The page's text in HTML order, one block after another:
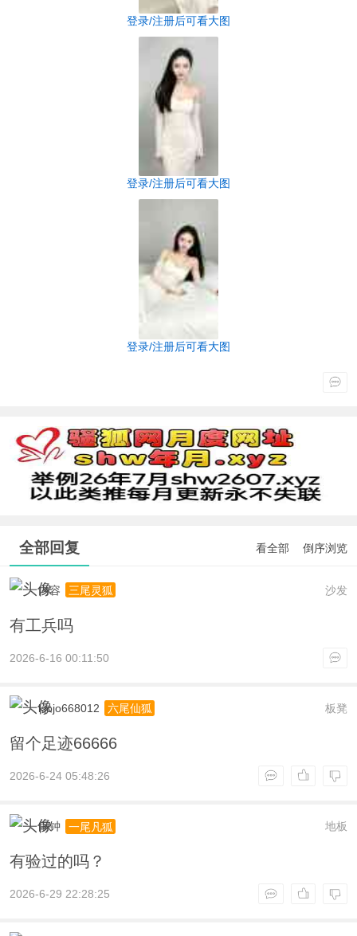
登录/注册后可看大图
登录/注册后可看大图
登录/注册后可看大图
全部回复 看全部 倒序浏览
沙发
内容 三尾灵狐
有工兵吗
2026-6-16 00:11:50
板凳
kjojo668012 六尾仙狐
留个足迹66666
2026-6-24 05:48:26
地板
闹钟 一尾凡狐
有验过的吗？
2026-6-29 22:28:25